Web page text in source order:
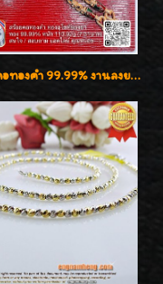
สร้อยคอทองคำ 99.99% งานลงยาสุโขทัยแท้ งานช่างทองโบราณ หรูหรา น่าสะสมค่ะ